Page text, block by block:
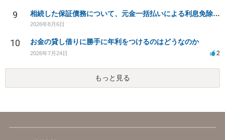
9 相続した保証債務について、元金一括払いによる利息免除の交渉は可能でしょうか
2026年8月6日
10 お金の貸し借りに勝手に年利をつけるのはどうなのか
2026年7月24日 2
もっと見る